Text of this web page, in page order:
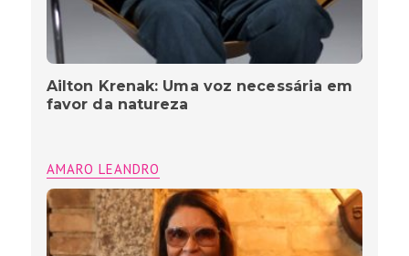
Ailton Krenak: Uma voz necessária em
favor da natureza
AMARO LEANDRO